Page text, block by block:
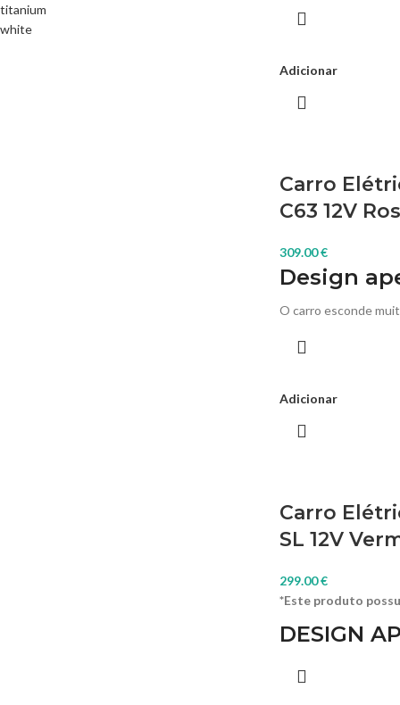
habilidades
Adicionar
Carro
C63 12V
309.00€
Design
O carro esconde
o tornam sinónimo
plástico especial e
que permitirá aos
Adicionar
Carro
SL 12V
299.00€
*Este produto
DESIGN
Este carro está
inovação